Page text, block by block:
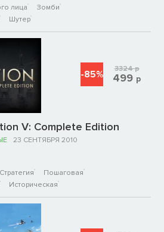
лица
Зомби
Шутер
V: Complete Edition
23 СЕНТЯБРЯ 2010
Стратегия
Пошаговая
Историческая
-85% 3324р
499 р